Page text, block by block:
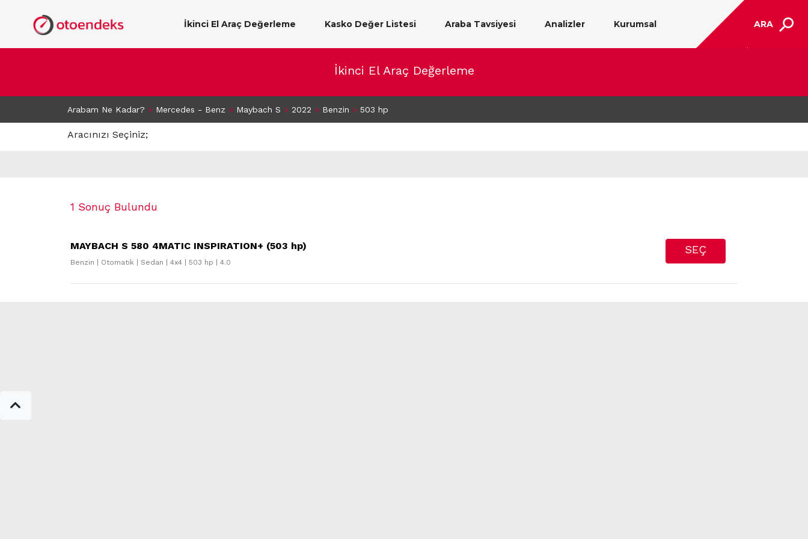
İkinci El Araç Değerleme Kasko Değer Listesi Araba Tavsiyesi Analizler Kurumsal ARA
İkinci El Araç Değerleme
Arabam Ne Kadar? > Mercedes - Benz > Maybach S > 2022 > Benzin > 503 hp
Aracınızı Seçiniz;
1 Sonuç Bulundu
SEÇ
MAYBACH S 580 4MATIC INSPIRATION+ (503 hp)
Benzin | Otomatik | Sedan | 4x4 | 503 hp | 4.0